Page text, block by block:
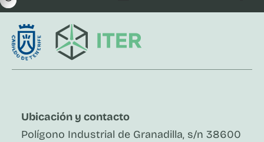
Ubicación y contacto
Polígono Industrial de Granadilla, s/n 38600